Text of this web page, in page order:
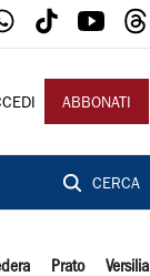
ABBONATI
CERCA
Prato Versilia